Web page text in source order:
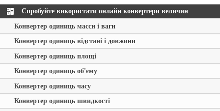
Спробуйте використати онлайн конвертери величин
Конвертер одиниць масси і ваги
Конвертер одиниць відстані і довжини
Конвертер одиниць площі
Конвертер одиниць об'єму
Конвертер одиниць часу
Конвертер одиниць швидкості